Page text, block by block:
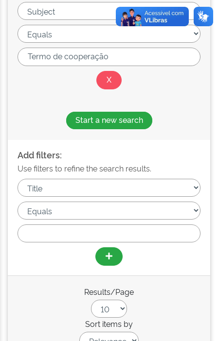
Start a new search
Add filters:
Use filters to refine the search results.
Results/Page
Sort items by